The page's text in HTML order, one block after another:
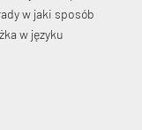
w jaki sposób
w języku